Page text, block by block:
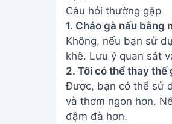
Câu hỏi thường gặp
1. Cháo gà nấu bằng
Không, nếu bạn sử
khê. Lưu ý quan sát
2. Tôi có thể thay
Được, bạn có thể sử
và thơm ngon hơn.
đậm đà hơn.